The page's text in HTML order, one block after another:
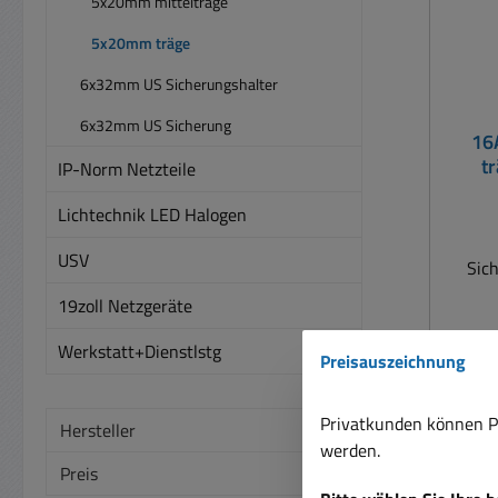
5x20mm träge
6x32mm US Sicherungshalter
6x32mm US Sicherung
IP-Norm Netzteile
Lichtechnik LED Halogen
USV
19zoll Netzgeräte
Werkstatt+Dienstlstg
Hersteller
Preis
Preisauszeichnung
Privatkunden können
werden.